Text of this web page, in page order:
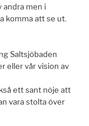
andra men i
komma att se ut.
Saltsjöbaden
eller vår vision av
ett sant nöje att
vara stolta över